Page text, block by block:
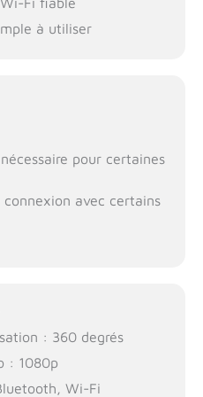
séparation tels
que faire les cent
donnent un aperçu
fiable de ce qui se
Le DÉTECTEUR
votre smartphone.
Avec Furbo Dog
Nanny, vous
obtenez des
à utiliser
pour certaines
avec certains
: 360 degrés
: 1080p
Wi-Fi